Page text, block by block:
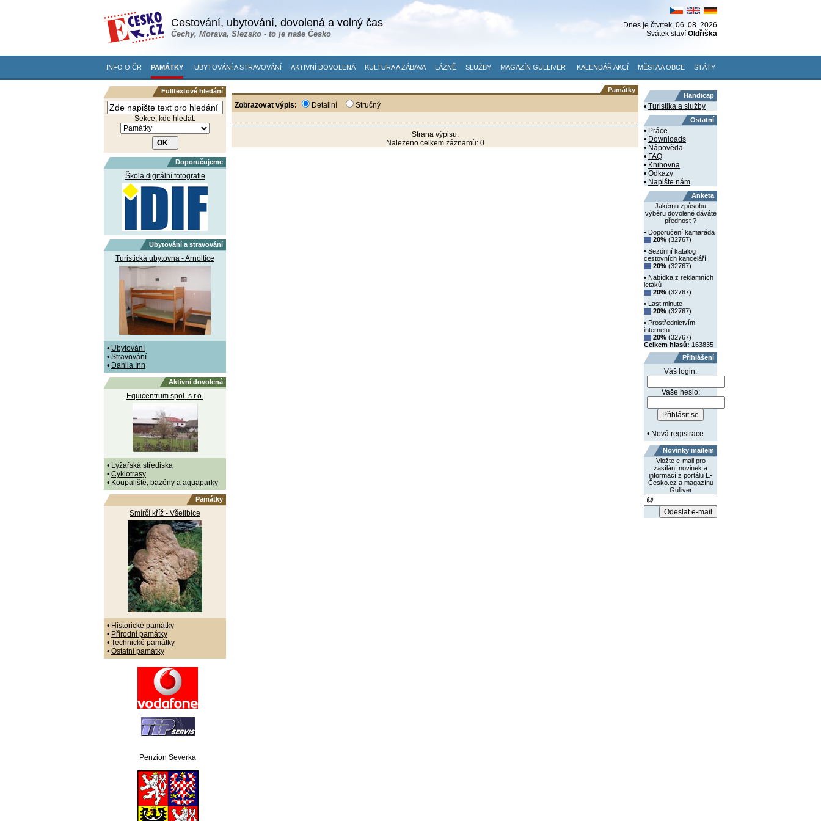
Cestování, ubytování, dovolená a volný čas
Čechy, Morava, Slezsko - to je naše Česko
Dnes je čtvrtek, 06. 08. 2026
Svátek slaví Oldřiška
INFO O ČR PAMÁTKY UBYTOVÁNÍ A STRAVOVÁNÍ AKTIVNÍ DOVOLENÁ KULTURA A ZÁBAVA LÁZNĚ SLUŽBY MAGAZÍN GULLIVER KALENDÁŘ AKCÍ MĚSTA A OBCE STÁTY
Fulltextové hledání
Sekce, kde hledat:
Doporučujeme
Škola digitální fotografie
Ubytování a stravování
Turistická ubytovna - Arnoltice
• Ubytování
• Stravování
• Dahlia Inn
Aktivní dovolená
Equicentrum spol. s r.o.
• Lyžařská střediska
• Cyklotrasy
• Koupaliště, bazény a aquaparky
Památky
Smírčí kříž - Všelibice
• Historické památky
• Přírodní památky
• Technické památky
• Ostatní památky
Penzion Severka
Památky
Zobrazovat výpis: Detailní Stručný
Strana výpisu:
Nalezeno celkem záznamů: 0
Handicap
• Turistika a služby
Ostatní
• Práce
• Downloads
• Nápověda
• FAQ
• Knihovna
• Odkazy
• Napište nám
Anketa
Jakému způsobu
výběru dovolené dáváte
přednost ?
• Doporučení kamaráda
20% (32767)
• Sezónní katalog
cestovních kanceláří
20% (32767)
• Nabídka z reklamních
letáků
20% (32767)
• Last minute
20% (32767)
• Prostřednictvím
internetu
20% (32767)
Celkem hlasů: 163835
Přihlášení
Váš login:
Vaše heslo:
• Nová registrace
Novinky mailem
Vložte e-mail pro
zasílání novinek a
informací z portálu E-
Česko.cz a magazínu
Gulliver